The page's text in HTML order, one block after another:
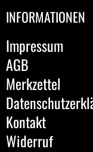
INFORMATIONEN
Impressum
AGB
Merkzettel
Kontakt
Widerruf